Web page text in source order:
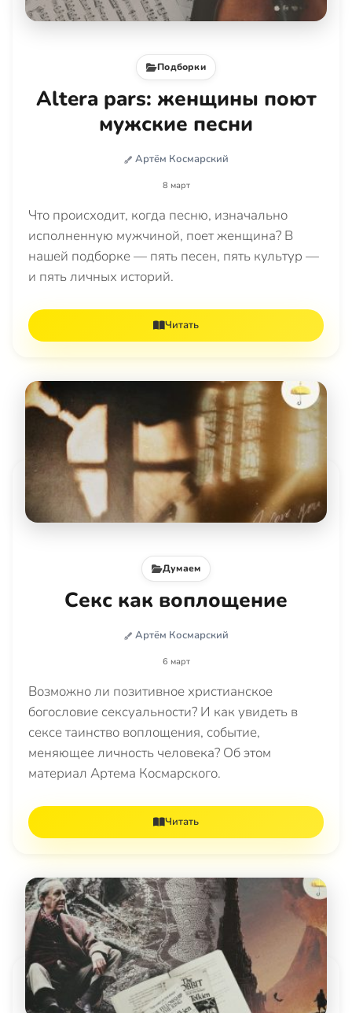
Подборки
Altera pars: женщины поют
мужские песни
Артём Космарский
8 март
Что происходит, когда песню, изначально
исполненную мужчиной, поет женщина? В
нашей подборке — пять песен, пять культур —
и пять личных историй.
Читать
Думаем
Секс как воплощение
Артём Космарский
6 март
Возможно ли позитивное христианское
богословие сексуальности? И как увидеть в
сексе таинство воплощения, событие,
меняющее личность человека? Об этом
материал Артема Космарского.
Читать